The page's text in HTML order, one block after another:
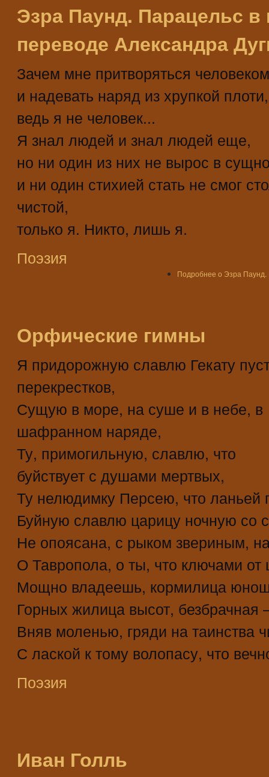
Эзра Паунд. Парацельс в
переводе Александра
Зачем мне притворяться человеком
и надевать наряд из хрупкой плоти,
ведь я не человек...
Я знал людей и знал людей еще,
но ни один из них не вырос в
и ни один стихией стать не смог
чистой,
только я. Никто, лишь я.
Поэзия
Подробнее о Эзра Паунд.
Орфические гимны
Я придорожную славлю Гекату
перекрестков,
Сущую в море, на суше и в небе, в
шафранном наряде,
Ту, примогильную, славлю, что
буйствует с душами мертвых,
Ту нелюдимку Персею, что ланьей
Буйную славлю царицу ночную со
Не опоясана, с рыком звериным,
О Тавропола, о ты, что ключами от
Мощно владеешь, кормилица
Горных жилица высот,
Вняв моленью, гряди на таинства
С лаской к тому волопасу, что
Поэзия
Иван Голль